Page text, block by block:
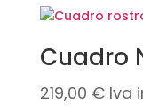
Cuadro
219,00 € Iva